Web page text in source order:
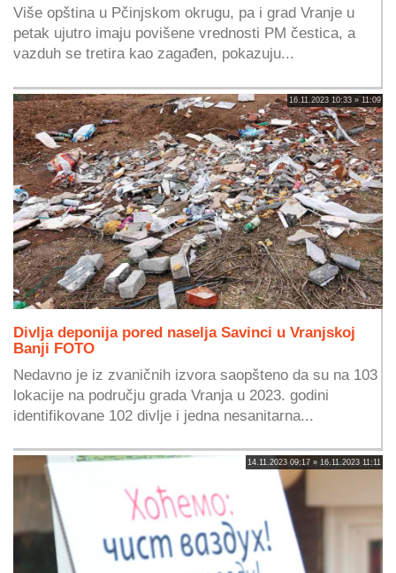
Više opština u Pčinjskom okrugu, pa i grad Vranje u
petak ujutro imaju povišene vrednosti PM čestica, a
vazduh se tretira kao zagađen, pokazuju...
16.11.2023 10:33 » 11:09
Divlja deponija pored naselja Savinci u Vranjskoj
Banji FOTO
Nedavno je iz zvaničnih izvora saopšteno da su na 103
lokacije na području grada Vranja u 2023. godini
identifikovane 102 divlje i jedna nesanitarna...
14.11.2023 09:17 » 16.11.2023 11:11